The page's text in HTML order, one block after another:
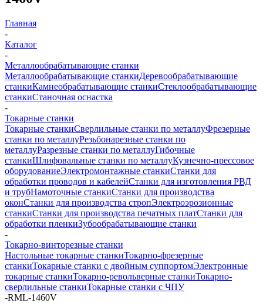
Главная
-
Каталог
-
Металлообрабатывающие станки
Металлообрабатывающие станкиДеревообрабатывающие
станкиКамнеобрабатывающие станкиСтеклообрабатывающие
станкиСтаночная оснастка
-
Токарные станки
Токарные станкиСверлильные станки по металлуФрезерные
станки по металлуРезьбонарезные станки по
металлуРазрезные станки по металлуГибочные
станкиШлифовальные станки по металлуКузнечно-прессовое
оборудованиеЭлектромонтажные станкиСтанки для
обработки проводов и кабелейСтанки для изготовления РВД
и трубНамоточные станкиСтанки для производства
оконСтанки для производства стропЭлектроэрозионные
станкиСтанки для производства печатных платСтанки для
обработки пленкиЗубообрабатывающие станки
-
Токарно-винторезные станки
Настольные токарные станкиТокарно-фрезерные
станкиТокарные станки с двойным суппортомЭлектронные
токарные станкиТокарно-револьверные станкиТокарно-
сверлильные станкиТокарные станки с ЧПУ
-RML-1460V